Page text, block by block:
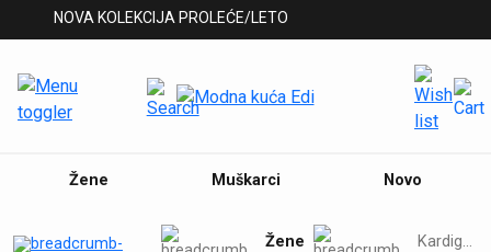
NOVA KOLEKCIJA PROLEĆE/LETO
Žene Muškarci Novo
Žene Kardigani